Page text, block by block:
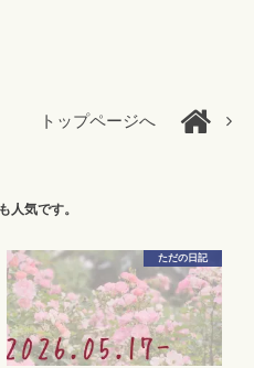
トップページへ
人気です。
ただの日記